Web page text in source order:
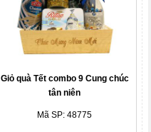
Giỏ quà Tết combo 9 Cung chúc
tân niên
Mã SP: 48775